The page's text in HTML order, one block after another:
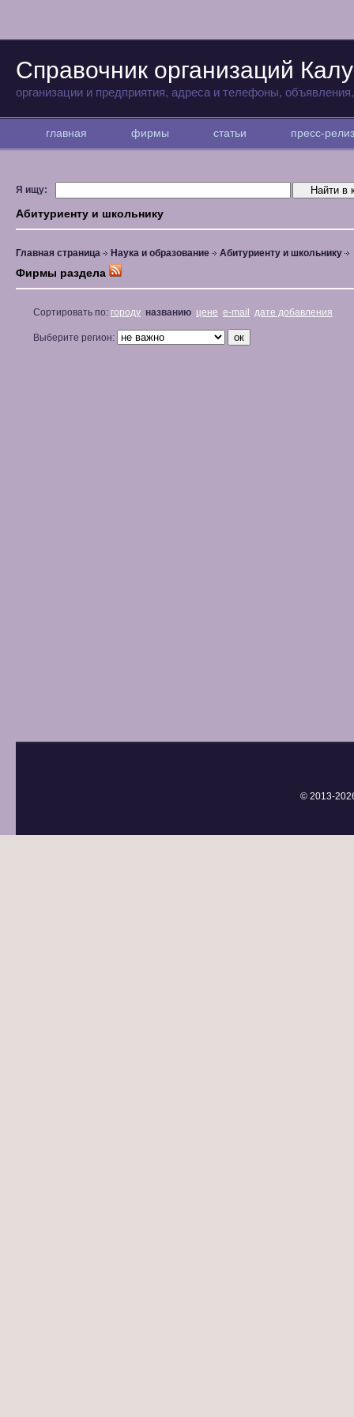
Справочник организаций
организации и предприятия, адреса и телефоны,
главная фирмы статьи пресс-
Я ищу:
Абитуриенту и школьнику
Главная страница Наука и образование Абитуриенту и школьнику
Фирмы раздела
Сортировать по: городу названию цене e-mail дате добавления
Выберите регион:
© 2013-